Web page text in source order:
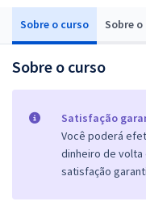
Sobre o curso Sobre
Sobre o curso
Satisfação
Você poderá
dinheiro de volta
satisfação